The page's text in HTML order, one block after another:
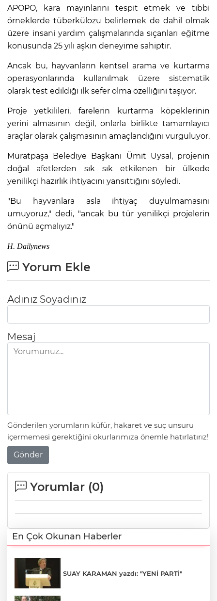
APOPO, kara mayınlarını tespit etmek ve tıbbi
örneklerde tüberkülozu belirlemek de dahil olmak
üzere insani yardım çalışmalarında sıçanları eğitme
konusunda 25 yılı aşkın deneyime sahiptir.
Ancak bu, hayvanların kentsel arama ve kurtarma
operasyonlarında kullanılmak üzere sistematik
olarak test edildiği ilk sefer olma özelliğini taşıyor.
Proje yetkilileri, farelerin kurtarma köpeklerinin
yerini almasının değil, onlarla birlikte tamamlayıcı
araçlar olarak çalışmasının amaçlandığını vurguluyor.
Muratpaşa Belediye Başkanı Ümit Uysal, projenin
doğal afetlerden sık sık etkilenen bir ülkede
yenilikçi hazırlık ihtiyacını yansıttığını söyledi.
"Bu hayvanlara asla ihtiyaç duyulmamasını
umuyoruz," dedi, "ancak bu tür yenilikçi projelerin
önünü açmalıyız."
H. Dailynews
Yorum Ekle
Adınız Soyadınız
Mesaj
Gönderilen yorumların küfür, hakaret ve suç unsuru
içermemesi gerektiğini okurlarımıza önemle hatırlatırız!
Gönder
Yorumlar (0)
En Çok Okunan Haberler
SUAY KARAMAN yazdı: "YENİ PARTİ"